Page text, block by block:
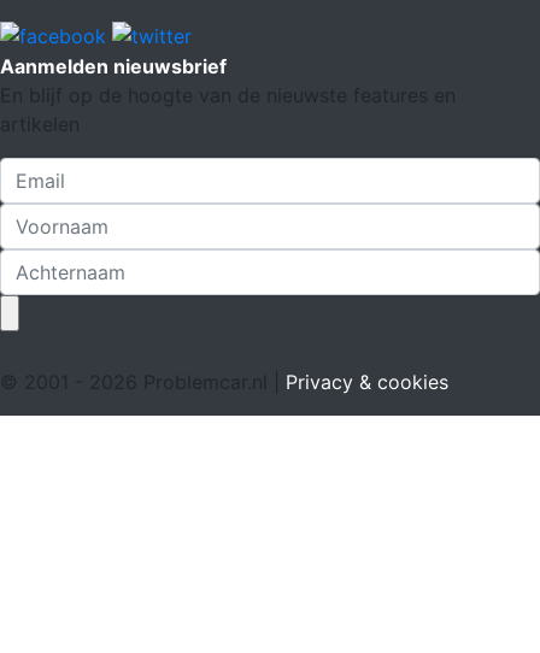
Aanmelden nieuwsbrief
En blijf op de hoogte van de nieuwste features en
artikelen
© 2001 - 2026 Problemcar.nl | Privacy & cookies